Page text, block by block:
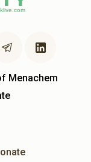
Menachem